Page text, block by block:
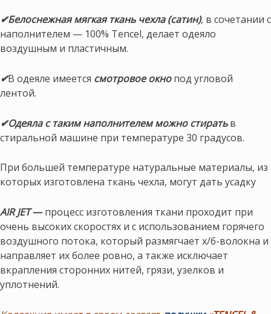
✔Белоснежная мягкая ткань чехла (сатин), в сочетании с
наполнителем — 100% Tencel, делает одеяло
воздушным и пластичным.
✔В одеяле имеется смотровое окнопод угловой
лентой.
✔Одеяла с таким наполнителем можно стиратьв
стиральной машине при температуре 30 градусов.
При большей температуре натуральные материалы, из
которых изготовлена ткань чехла, могут дать усадку
AIR JET—процесс изготовления ткани проходит при
очень высоких скоростях и с использованием горячего
воздушного потока, который размягчает х/б-волокна и
направляет их более ровно, а также исключает
вкрапления сторонних нитей, грязи, узелков и
уплотнений.